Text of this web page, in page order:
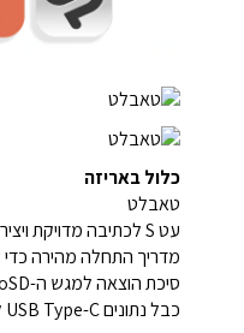
כלול באריזה
טאבלט
עט S לכתיבה מדויקת ויצירתית
מדריך התחלה מהירה
סיכת הוצאה למגש ה-SIM/microSD
כבל נתונים USB Type-C לטעינה וחיבור